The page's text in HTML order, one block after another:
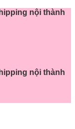
nội thành
nội thành